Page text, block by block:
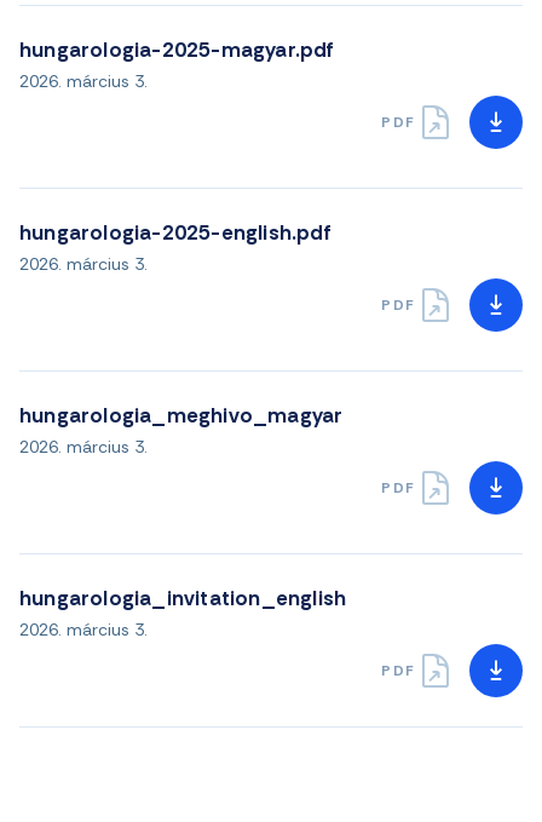
hungarologia-2025-magyar.pdf
2026. március 3.
PDF
hungarologia-2025-english.pdf
2026. március 3.
PDF
hungarologia_meghivo_magyar
2026. március 3.
PDF
hungarologia_invitation_english
2026. március 3.
PDF